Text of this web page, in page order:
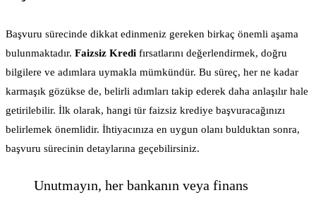
Başvuru sürecinde dikkat edinmeniz gereken birkaç önemli aşama
bulunmaktadır. Faizsiz Kredi fırsatlarını değerlendirmek, doğru
bilgilere ve adımlara uymakla mümkündür. Bu süreç, her ne kadar
karmaşık gözükse de, belirli adımları takip ederek daha anlaşılır hale
getirilebilir. İlk olarak, hangi tür faizsiz krediye başvuracağınızı
belirlemek önemlidir. İhtiyacınıza en uygun olanı bulduktan sonra,
başvuru sürecinin detaylarına geçebilirsiniz.
Unutmayın, her bankanın veya finans